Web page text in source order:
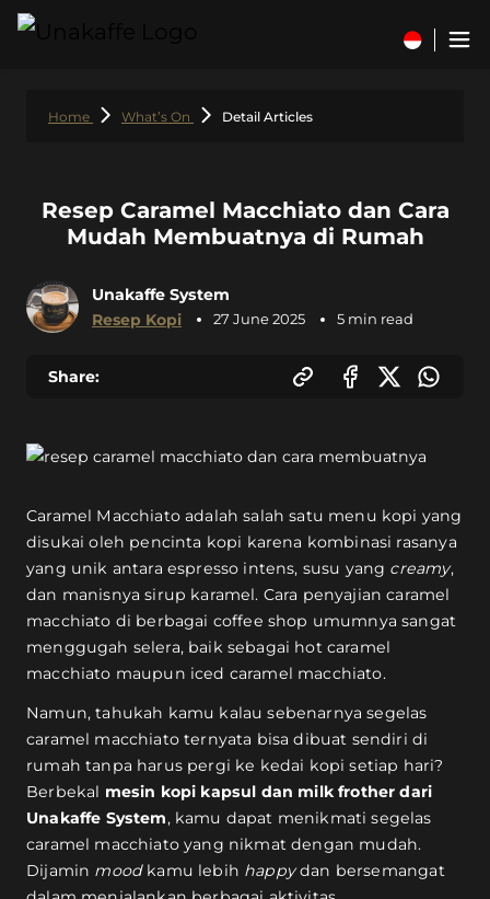
Home What’s On Detail Articles
Resep Caramel Macchiato dan Cara
Mudah Membuatnya di Rumah
Unakaffe System
Resep Kopi
27 June 2025 5 min read
Share:
Caramel Macchiato adalah salah satu menu kopi yang
disukai oleh pencinta kopi karena kombinasi rasanya
yang unik antara espresso intens, susu yang creamy,
dan manisnya sirup karamel. Cara penyajian caramel
macchiato di berbagai coffee shop umumnya sangat
menggugah selera, baik sebagai hot caramel
macchiato maupun iced caramel macchiato.
Namun, tahukah kamu kalau sebenarnya segelas
caramel macchiato ternyata bisa dibuat sendiri di
rumah tanpa harus pergi ke kedai kopi setiap hari?
Berbekal mesin kopi kapsul dan milk frother dari
Unakaffe System, kamu dapat menikmati segelas
caramel macchiato yang nikmat dengan mudah.
Dijamin moodkamu lebih happydan bersemangat